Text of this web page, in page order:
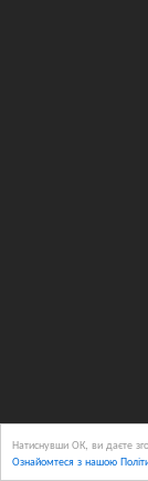
Натиснувши ОК, ви даєте
Ознайомтеся з нашою